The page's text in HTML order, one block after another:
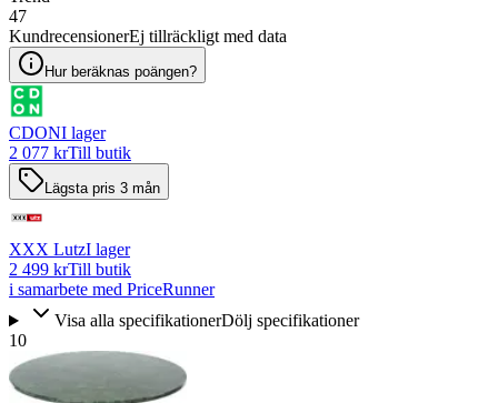
47
KundrecensionerEj tillräckligt med data
Hur beräknas poängen?
CDONI lager
2 077 krTill butik
Lägsta pris 3 mån
XXX LutzI lager
2 499 krTill butik
i samarbete med PriceRunner
Visa alla specifikationerDölj specifikationer
10